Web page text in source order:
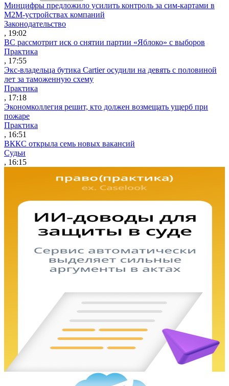
Минцифры предложило усилить контроль за сим-картами в
M2M-устройствах компаний
Законодательство
, 19:02
ВС рассмотрит иск о снятии партии «Яблоко» с выборов
Практика
, 17:55
Экс-владельца бутика Cartier осудили на девять с половиной
лет за таможенную схему
Практика
, 17:18
Экономколлегия решит, кто должен возмещать ущерб при
пожаре
Практика
, 16:51
ВККС открыла семь новых вакансий
Судьи
, 16:15